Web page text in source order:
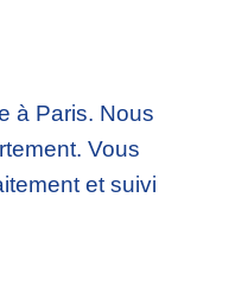
à Paris. Nous
. Vous
et suivi